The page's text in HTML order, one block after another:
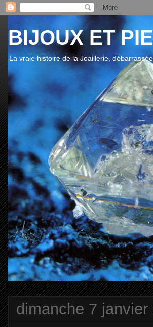
BIJOUX ET
La vraie histoire de la Joaillerie,
dimanche 7 janvier